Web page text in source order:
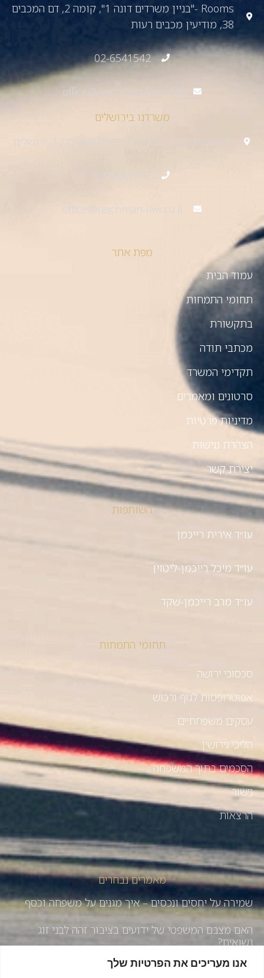
אנו מעריכים את הפרטיות שלך
Rooms -"בניין משרדים דונה 1", קומה 2, דם המכבים
38, מודיעין מכבים רעות
02-6541542
office@reichman-law.co.il
משרדנו בירושלים
“בית השנהב” - קומה 5, רח’ בית הדפוס 12, ירושלים
02-6541542
office@reichman-law.co.il
מפת אתר
עמוד הבית
תחומי התמחות
בתקשורת
מכתבי תודה
תקדימי המשרד
סרטונים ומאמרים
מדיניות פרטיות
הצהרת נגישות
יצירת קשר
השותפות
עו״ד אירית רייכמן
עו״ד מיכל רייכמן-ליטוין
עו״ד מרב רייכמן-שקד
תחומי התמחות
סכסוכי ירושה
אפוטרופסות לגוף ורכוש
עסקים משפחתיים
הליכי גירושין
הסכמים בתוך המשפחה
גישור
הרצאות
מאמרים נבחרים
שמירה על יחסים ונכסים – איך מגנים על משפחה וכסף
האם מצבם המשפטי של ידועים בציבור זהה לבני זוג
נשואים?